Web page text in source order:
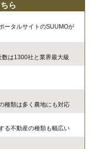
ら
ータルサイトのSUUMOが
は1300社と業界最大級
種類は多く農地にも対応
る不動産の種類も幅広い